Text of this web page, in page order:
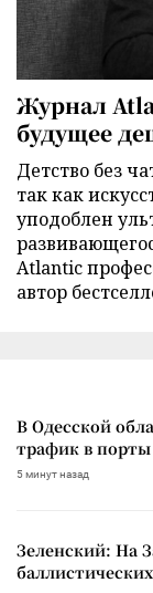
Журнал
будущее
Детство без
так как
уподоблен
Atlantic
автор
В Одесской
трафик в
5 минут назад
Зеленский: На